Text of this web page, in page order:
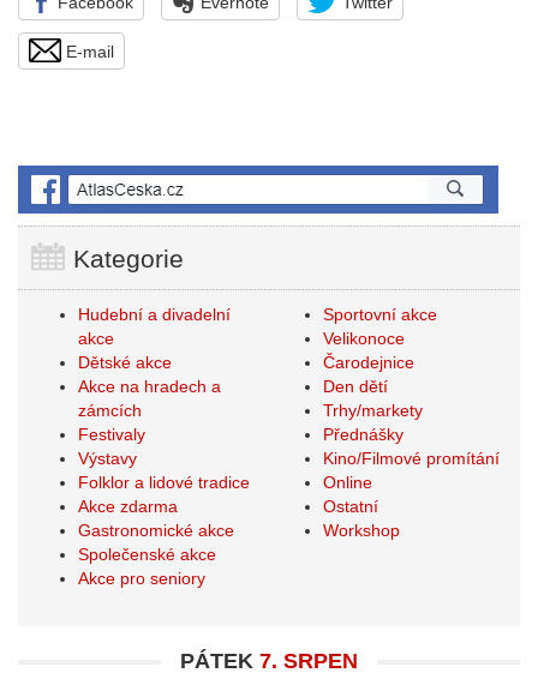
E-mail
Kategorie
Hudební a divadelní
akce
Dětské akce
Akce na hradech a
zámcích
Festivaly
Výstavy
Folklor a lidové tradice
Akce zdarma
Gastronomické akce
Společenské akce
Akce pro seniory
Sportovní akce
Velikonoce
Čarodejnice
Den dětí
Trhy/markety
Přednášky
Kino/Filmové promítání
Online
Ostatní
Workshop
PÁTEK 7. SRPEN